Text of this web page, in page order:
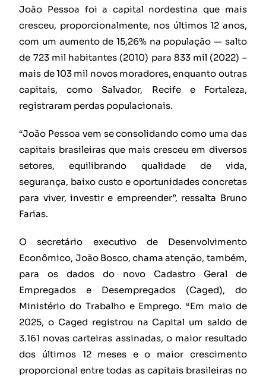
João Pessoa foi a capital nordestina que mais
cresceu, proporcionalmente, nos últimos 12 anos,
com um aumento de 15,26% na população — salto
de 723 mil habitantes (2010) para 833 mil (2022) –
mais de 103 mil novos moradores, enquanto outras
capitais, como Salvador, Recife e Fortaleza,
registraram perdas populacionais.
“João Pessoa vem se consolidando como uma das
capitais brasileiras que mais cresceu em diversos
setores, equilibrando qualidade de vida,
segurança, baixo custo e oportunidades concretas
para viver, investir e empreender”, ressalta Bruno
Farias.
O secretário executivo de Desenvolvimento
Econômico, João Bosco, chama atenção, também,
para os dados do novo Cadastro Geral de
Empregados e Desempregados (Caged), do
Ministério do Trabalho e Emprego. “Em maio de
2025, o Caged registrou na Capital um saldo de
3.161 novas carteiras assinadas, o maior resultado
dos últimos 12 meses e o maior crescimento
proporcional entre todas as capitais brasileiras no